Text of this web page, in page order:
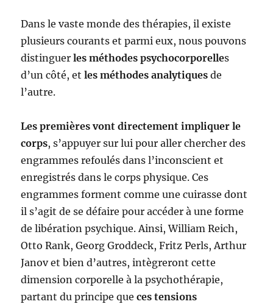
Dans le vaste monde des thérapies, il existe
plusieurs courants et parmi eux, nous pouvons
distinguerles méthodes psychocorporelles
d’un côté, etles méthodes analytiques de
l’autre.
Les premières vont directement impliquer le
corps, s’appuyer sur lui pour aller chercher des
engrammes refoulés dans l’inconscient et
enregistrés dans le corps physique. Ces
engrammes forment comme une cuirasse dont
il s’agit de se défaire pour accéder à une forme
de libération psychique. Ainsi, William Reich,
Otto Rank, Georg Groddeck, Fritz Perls, Arthur
Janov et bien d’autres, intègreront cette
dimension corporelle à la psychothérapie,
partant du principe queces tensions